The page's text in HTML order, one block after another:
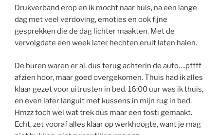
Drukverband erop en ik mocht naar huis, na een lange
dag met veel verdoving, emoties en ook fijne
gesprekken die de dag lichter maakten. Met de
vervolgdate een week later hechten eruit laten halen.
De buren waren er al, dus terug achterin de auto….pffff
afzien hoor, maar goed overgekomen. Thuis had ik alles
klaar gezet voor uitrusten in bed. 16:00 uur was ik thuis,
en even later languit met kussens in mijn rug in bed.
Hmzz toch wel wat trek dus maar een tosti gemaakt.
Echt, zet vooraf alles klaar op werkhoogte, want je mag